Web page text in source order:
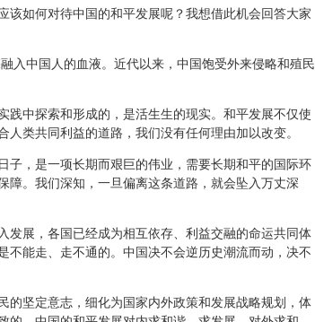
如何对待中国的和平发展呢？我想借此机会回答大家
中国人的血液。近代以来，中国饱受外来侵略和殖民
中探索和形成的，是活生生的现实。和平发展不仅使
类共同利益的道路，我们没有任何理由加以改变。
，是一项长期而艰巨的伟业，需要长期和平的国际环
障。我们深知，一旦偏离这条道路，就会坠入万丈深
展，各国已经成为相互依存、利益交融的命运共同体
不能走、走不通的。中国决不会逆历史潮流而动，决不
坚定意志，细化为国家内外政策和发展战略规划，体